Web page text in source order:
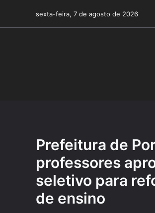
o
sexta-feira, 7 de agosto de 2026
Prefeitura de
professores
seletivo para
de ensino